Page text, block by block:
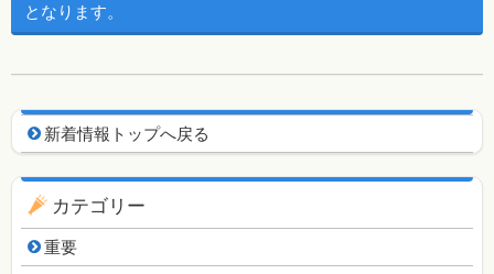
となります。
新着情報用ナビゲーション
新着情報トップへ戻る
カテゴリー
重要